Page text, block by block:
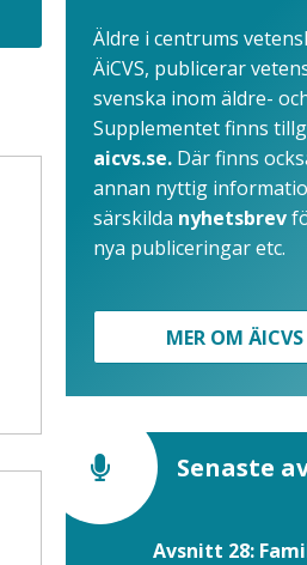
Äldre i centrums
ÄiCVS, publicerar
svenska inom äldre-
Supplementet finns
aicvs.se. Där finns
annan nyttig
särskilda nyhetsbrev
nya publiceringar etc.
MER OM
Senaste
Avsnitt 28: